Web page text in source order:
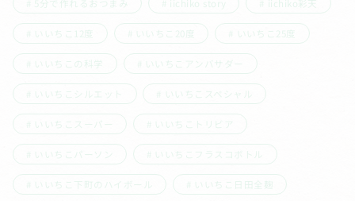
5分で作れるおつまみ iichiko story iichiko彩天
いいちこ12度 いいちこ20度 いいちこ25度
いいちこの科学 いいちこアンバサダー
いいちこシルエット いいちこスペシャル
いいちこスーパー いいちこトリビア
いいちこパーソン いいちこフラスコボトル
いいちこ下町のハイボール いいちこ日田全麹